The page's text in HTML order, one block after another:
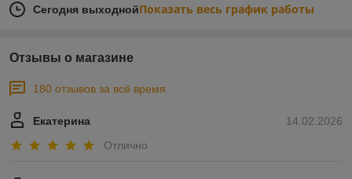
Сегодня выходнойПоказать весь график работы
Отзывы о магазине
180 отзывов за всё время
14.02.2026
Екатерина
Отлично